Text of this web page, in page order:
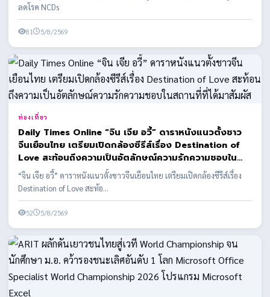
ลดโรค NCDs
81 5/8/2569
ท่องเที่ยว
Daily Times Online “จิน เจีย อวี้” ดาราหนังแนวตั้งชาว
จีนเยือนไทย เตรียมเปิดกล้องซีรีส์เรื่อง Destination of
Love สะท้อนถึงความเป็นอัตลักษณ์ความรักความชอบใน
สถานที่ที่ได้มาสัมผัส
“จิน เจีย อวี้” ดาราหนังแนวตั้งชาวจีนเยือนไทย เตรียมเปิดกล้องซีรีส์เรื่อง
Destination of Love สะท้อ...
52 5/8/2569